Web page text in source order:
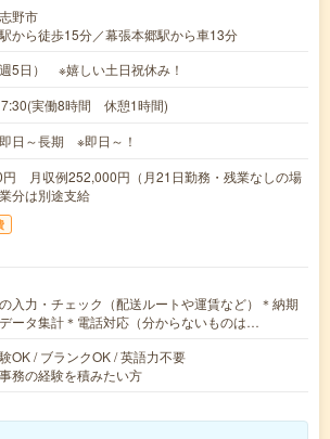
野市
から徒歩15分／幕張本郷駅から車13分
5日） ※嬉しい土日祝休み！
実働8時間 休憩1時間)
即日～長期 ※即日～！
月収例252,000円（月21日勤務・残業なしの場
分は別途支給
入力・チェック（配送ルートや運賃など）＊納期
ータ集計＊電話対応（分からないものは…
OK / ブランクOK / 英語力不要
事務の経験を積みたい方